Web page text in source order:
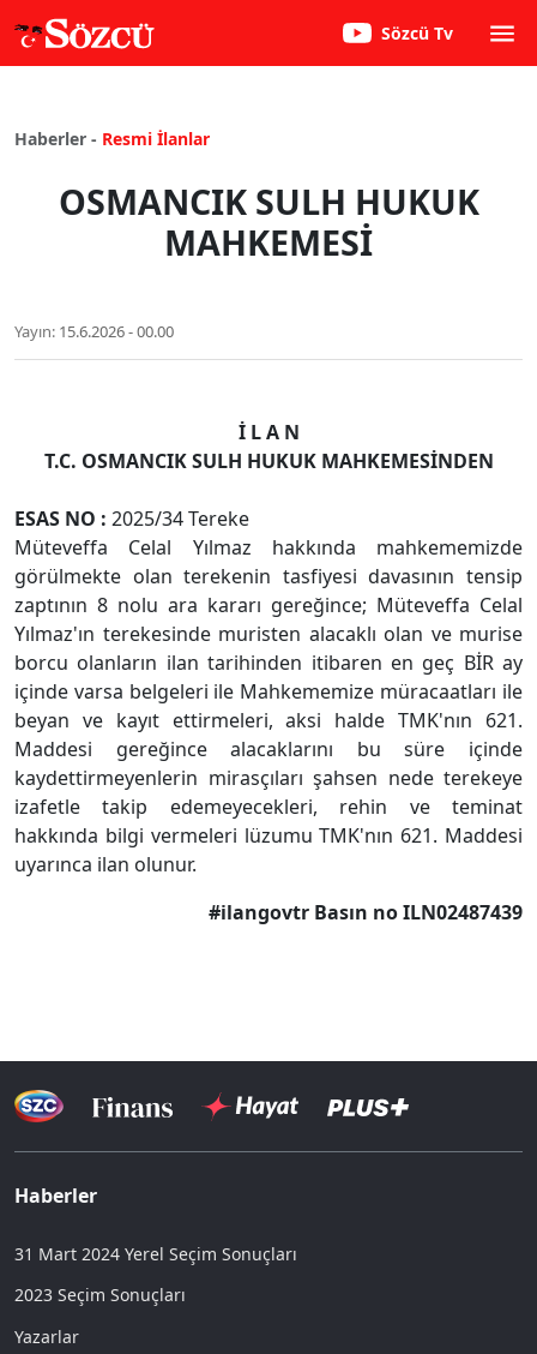
Sözcü Tv
Haberler - Resmi İlanlar
OSMANCIK SULH HUKUK
MAHKEMESİ
Yayın: 15.6.2026 - 00.00
İ L A N
T.C. OSMANCIK SULH HUKUK MAHKEMESİNDEN
ESAS NO : 2025/34 Tereke
Müteveffa Celal Yılmaz hakkında mahkememizde
görülmekte olan terekenin tasfiyesi davasının tensip
zaptının 8 nolu ara kararı gereğince; Müteveffa Celal
Yılmaz'ın terekesinde muristen alacaklı olan ve murise
borcu olanların ilan tarihinden itibaren en geç BİR ay
içinde varsa belgeleri ile Mahkememize müracaatları ile
beyan ve kayıt ettirmeleri, aksi halde TMK'nın 621.
Maddesi gereğince alacaklarını bu süre içinde
kaydettirmeyenlerin mirasçıları şahsen nede terekeye
izafetle takip edemeyecekleri, rehin ve teminat
hakkında bilgi vermeleri lüzumu TMK'nın 621. Maddesi
uyarınca ilan olunur.
#ilangovtr Basın no ILN02487439
Haberler
31 Mart 2024 Yerel Seçim Sonuçları
2023 Seçim Sonuçları
Yazarlar